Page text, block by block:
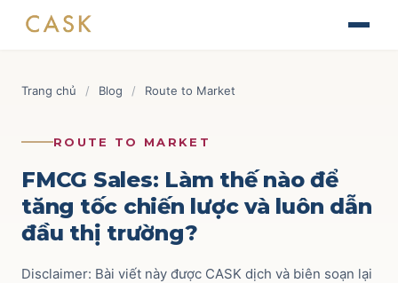
The Journey of Brand Building
Thiết kế chiến lược & kế hoạch Marketing
Tài chính ứng dụng cho quản lý thương mại
Lập kế hoạch kinh doanh hàng năm
Impactful Trade Marketing Management
Trade Marketing 110
Route to Market 52
Liên hệ
Trang chủ / Blog / Route to Market
ROUTE TO MARKET
FMCG Sales: Làm thế nào để
tăng tốc chiến lược và luôn dẫn
đầu thị trường?
Disclaimer: Bài viết này được CASK dịch và biên soạn lại